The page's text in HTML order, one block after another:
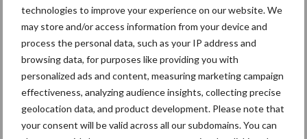
technologies to improve your experience on our website. We
may store and/or access information from your device and
process the personal data, such as your IP address and
browsing data, for purposes like providing you with
personalized ads and content, measuring marketing campaign
effectiveness, analyzing audience insights, collecting precise
geolocation data, and product development. Please note that
your consent will be valid across all our subdomains. You can
Primaire
Toon meer